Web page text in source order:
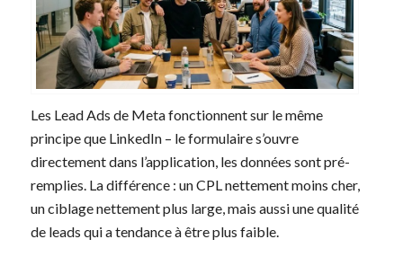
Les Lead Ads de Meta fonctionnent sur le même
principe que LinkedIn – le formulaire s’ouvre
directement dans l’application, les données sont pré-
remplies. La différence : un CPL nettement moins cher,
un ciblage nettement plus large, mais aussi une qualité
de leads qui a tendance à être plus faible.